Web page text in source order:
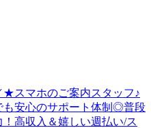
スマホのご案内スタッフ♪
も安心のサポート体制◎普段
高収入＆嬉しい週払い/ス